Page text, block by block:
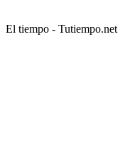
El tiempo - Tutiempo.net